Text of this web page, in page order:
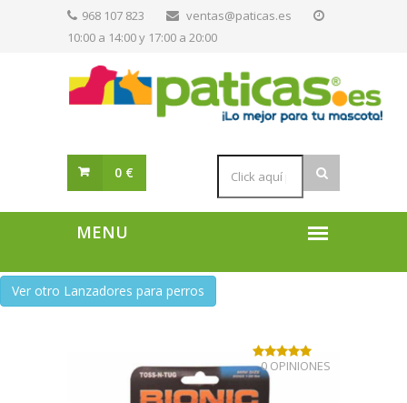
968 107 823
ventas@paticas.es
10:00 a 14:00 y 17:00 a 20:00
0 €
Ver otro Lanzadores para perros
0 OPINIONES